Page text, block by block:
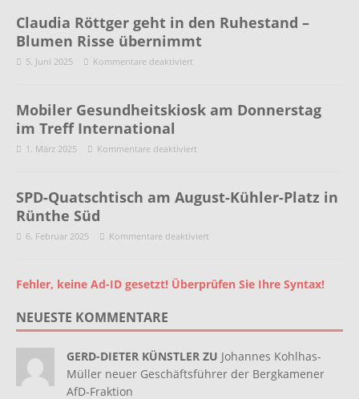
Claudia Röttger geht in den Ruhestand –
Blumen Risse übernimmt
5. Juni 2025 Kommentare deaktiviert
Mobiler Gesundheitskiosk am Donnerstag
im Treff International
1. März 2025 Kommentare deaktiviert
SPD-Quatschtisch am August-Kühler-Platz in
Rünthe Süd
6. Februar 2025 Kommentare deaktiviert
Fehler, keine Ad-ID gesetzt! Überprüfen Sie Ihre Syntax!
NEUESTE KOMMENTARE
GERD-DIETER KÜNSTLER ZU Johannes Kohlhas-
Müller neuer Geschäftsführer der Bergkamener
AfD-Fraktion